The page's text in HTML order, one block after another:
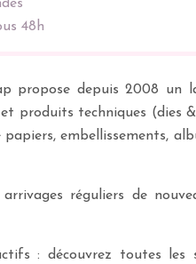
48h
propose depuis 2008 un
produits techniques (dies
embellissements,
réguliers de
: découvrez toutes les